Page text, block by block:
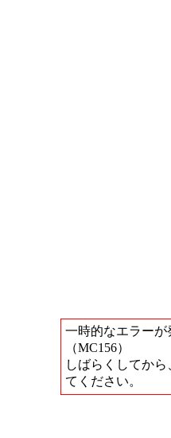
一時的なエラーが
（MC156）
しばらくしてか
てください。